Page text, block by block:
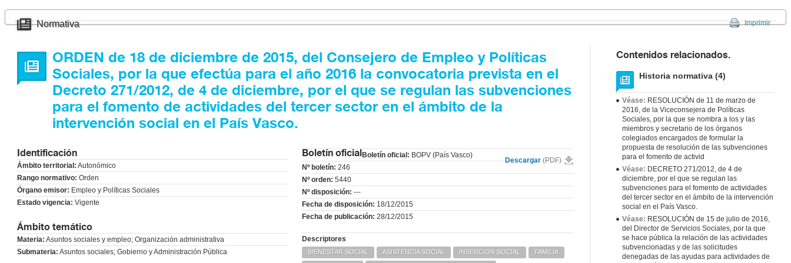
Normativa Imprimir
ORDEN de 18 de diciembre de 2015, del Consejero de Empleo y Políticas
Sociales, por la que efectúa para el año 2016 la convocatoria prevista en el
Decreto 271/2012, de 4 de diciembre, por el que se regulan las subvenciones
para el fomento de actividades del tercer sector en el ámbito de la
intervención social en el País Vasco.
Identificación
Ámbito territorial: Autonómico
Rango normativo: Orden
Órgano emisor: Empleo y Políticas Sociales
Estado vigencia: Vigente
Boletín oficial
Descargar(PDF)
Boletín oficial: BOPV (País Vasco)
Nº boletín: 246
Nº orden: 5440
Nº disposición: ---
Fecha de disposición: 18/12/2015
Fecha de publicación: 28/12/2015
Ámbito temático
Materia: Asuntos sociales y empleo; Organización administrativa
Submateria: Asuntos sociales; Gobierno y Administración Pública
Descriptores
BIENESTAR SOCIAL ASISTENCIA SOCIAL INSERCION SOCIAL
FAMILIA
Contenidos relacionados.
Historia normativa (4)
Véase: RESOLUCIÓN de 11 de marzo de
2016, de la Viceconsejera de Políticas
Sociales, por la que se nombra a los y las
miembros y secretario de los órganos
colegiados encargados de formular la
propuesta de resolución de las subvenciones
para el fomento de activid
Véase: DECRETO 271/2012, de 4 de
diciembre, por el que se regulan las
subvenciones para el fomento de actividades
del tercer sector en el ámbito de la intervención
social en el País Vasco.
Véase: RESOLUCIÓN de 15 de julio de 2016,
del Director de Servicios Sociales, por la que
se hace pública la relación de las actividades
subvencionadas y de las solicitudes
denegadas de las ayudas para actividades de